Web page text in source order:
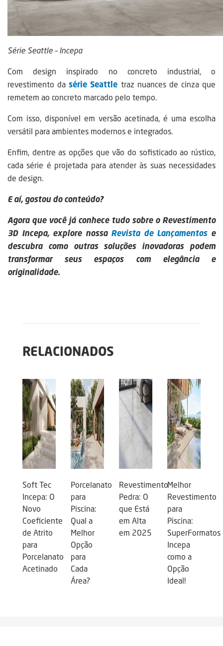
Série Seattle – Incepa
Com design inspirado no concreto industrial, o
revestimento dasérie Seattle traz nuances de cinza que
remetem ao concreto marcado pelo tempo.
Com isso, disponível em versão acetinada, é uma escolha
versátil para ambientes modernos e integrados.
Enfim, dentre as opções que vão do sofisticado ao rústico,
cada série é projetada para atender às suas necessidades
de design.
E aí, gostou do conteúdo?
Agora que você já conhece tudo sobre o Revestimento
3D Incepa, explore nossa Revista de Lançamentose
descubra como outras soluções inovadoras podem
transformar seus espaços com elegância e
originalidade.
RELACIONADOS
Soft Tec
Incepa: O
Novo
Coeficiente
de Atrito
para
Porcelanato
Acetinado
Porcelanato
para
Piscina:
Qual a
Melhor
Opção
para
Cada
Área?
Revestimento
Pedra: O
que Está
em Alta
em 2025
Melhor
Revestimento
para
Piscina:
SuperFormatos
Incepa
como a
Opção
Ideal!